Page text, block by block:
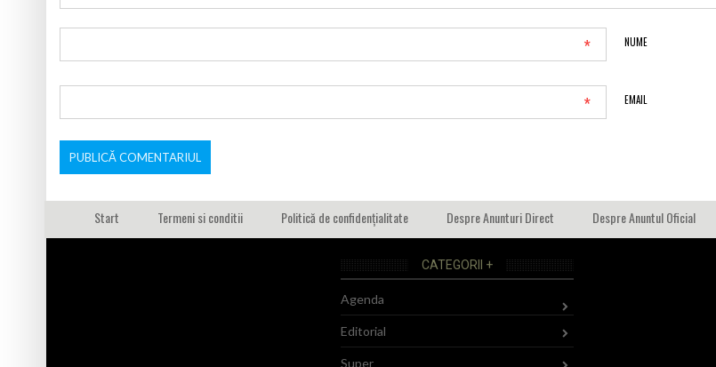
NUME
*
EMAIL
*
Start Termeni si conditii Politică de confidențialitate Despre Anunturi Direct Despre Anuntul Oficial
CATEGORII +
Agenda
Editorial
Super